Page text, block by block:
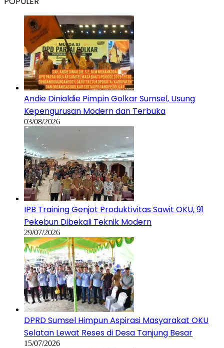
Andie Dinialdie Pimpin Golkar Sumsel, Usung
Kepengurusan Modern dan Terbuka
03/08/2026
IPB Training Genjot Produktivitas Sawit OKU, 91
Pekebun Dibekali Teknik Modern
29/07/2026
DPRD Sumsel Himpun Aspirasi Masyarakat OKU
Selatan Lewat Reses di Desa Tanjung Besar
15/07/2026